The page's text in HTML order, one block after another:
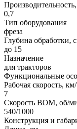
0,7
Тип оборудования
фреза
Глубина обработки,
до 15
Назначение
для тракторов
Функциональные
Рабочая скорость,
7
Скорость ВОМ, об/
540/1000
Конструкция и